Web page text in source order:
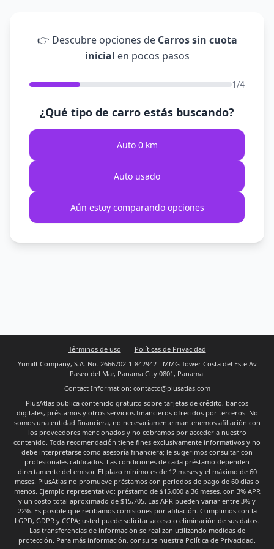
👉 Descubre opciones de Carros sin cuota
inicial en pocos pasos
1/4
¿Qué tipo de carro estás buscando?
Auto 0 km
Auto usado
Aún estoy comparando opciones
Términos de uso - Políticas de Privacidad
Yumilt Company, S.A. No. 2666702-1-842942 - MMG Tower Costa del Este Av
Paseo del Mar, Panama City 0801, Panama.
Contact Information: contacto@plusatlas.com
PlusAtlas publica contenido gratuito sobre tarjetas de crédito, bancos
digitales, préstamos y otros servicios financieros ofrecidos por terceros. No
somos una entidad financiera, no necesariamente mantenemos afiliación con
los proveedores mencionados y no cobramos por acceder a nuestro
contenido. Toda recomendación tiene fines exclusivamente informativos y no
debe interpretarse como asesoría financiera; le sugerimos consultar con
profesionales calificados. Las condiciones de cada préstamo dependen
directamente del emisor. El plazo mínimo es de 12 meses y el máximo de 60
meses. PlusAtlas no promueve préstamos con períodos de pago de 60 días o
menos. Ejemplo representativo: préstamo de $15,000 a 36 meses, con 3% APR
y un costo total aproximado de $15,705. Las APR pueden variar entre 3% y
22%. Es posible que recibamos comisiones por afiliación. Cumplimos con la
LGPD, GDPR y CCPA; usted puede solicitar acceso o eliminación de sus datos.
Las transferencias de información se realizan utilizando medidas de
protección. Para más información, consulte nuestra Política de Privacidad.